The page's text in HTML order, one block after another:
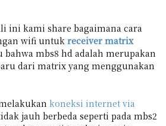
ini kami share bagaimana cara
wifi untuk receiver matrix
bahwa mbs8 hd adalah merupakan
dari matrix yang menggunakan
koneksi internet via
jauh berbeda seperti pada mbs2